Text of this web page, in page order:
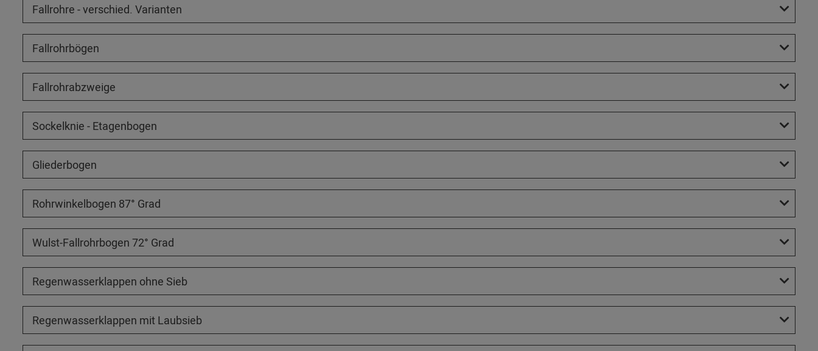
Fallrohre - verschied. Varianten
Fallrohrbögen
Fallrohrabzweige
Sockelknie - Etagenbogen
Gliederbogen
Rohrwinkelbogen 87° Grad
Wulst-Fallrohrbogen 72° Grad
Regenwasserklappen ohne Sieb
Regenwasserklappen mit Laubsieb